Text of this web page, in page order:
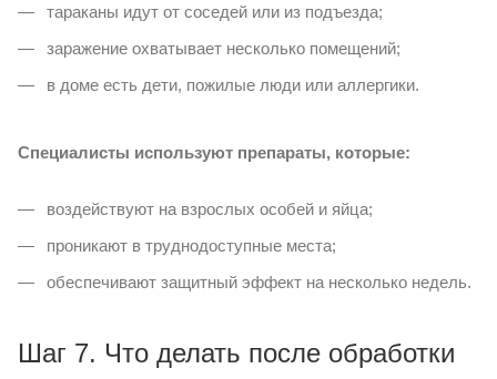
тараканы идут от соседей или из подъезда;
заражение охватывает несколько помещений;
в доме есть дети, пожилые люди или аллергики.
Специалисты используют препараты, которые:
воздействуют на взрослых особей и яйца;
проникают в труднодоступные места;
обеспечивают защитный эффект на несколько недель.
Шаг 7. Что делать после обработки